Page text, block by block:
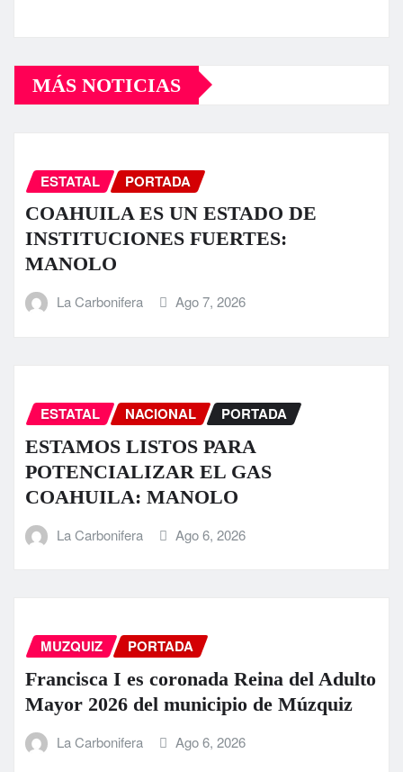
MÁS NOTICIAS
ESTATAL PORTADA
COAHUILA ES UN ESTADO DE
INSTITUCIONES FUERTES:
MANOLO
La Carbonifera Ago 7, 2026
ESTATAL NACIONAL PORTADA
ESTAMOS LISTOS PARA
POTENCIALIZAR EL GAS
COAHUILA: MANOLO
La Carbonifera Ago 6, 2026
MUZQUIZ PORTADA
Francisca I es coronada Reina del Adulto
Mayor 2026 del municipio de Múzquiz
La Carbonifera Ago 6, 2026